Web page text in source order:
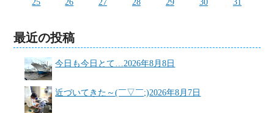
25
26 27 28 29 30 31
最近の投稿
今日も今日とて…2026年8月8日
近づいてきた～(￣▽￣;)2026年8月7日